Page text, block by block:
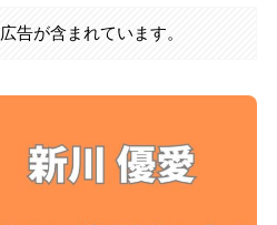
告が含まれています。